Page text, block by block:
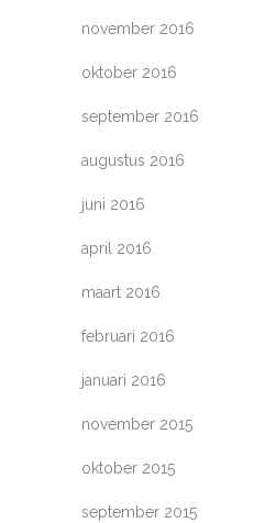
november 2016
oktober 2016
september 2016
augustus 2016
juni 2016
april 2016
maart 2016
februari 2016
januari 2016
november 2015
oktober 2015
september 2015